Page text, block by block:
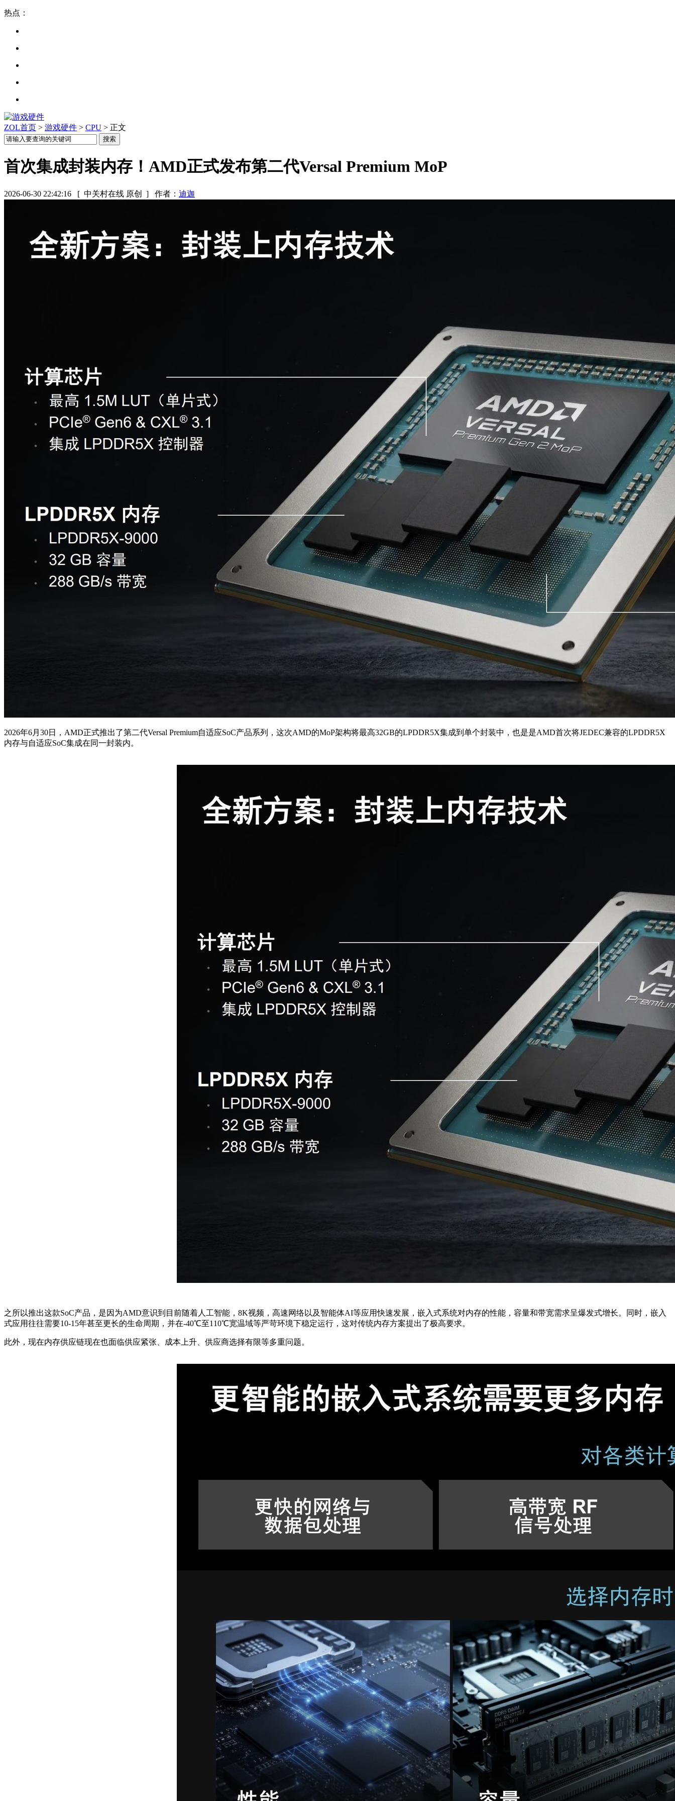
热点：
ZOL首页 > 游戏硬件 > CPU > 正文
首次集成封装内存！AMD正式发布第二代Versal Premium MoP
2026-06-30 22:42:16 [ 中关村在线 原创 ] 作者： 迪迦
2026年6月30日，AMD正式推出了第二代Versal Premium自适应SoC产品系列，这次AMD的MoP架构将最高32GB的LPDDR5X集成到单个封装中，也是是AMD首次将JEDEC兼容的LPDDR5X
内存与自适应SoC集成在同一封装内。
之所以推出这款SoC产品，是因为AMD意识到目前随着人工智能，8K视频，高速网络以及智能体AI等应用快速发展，嵌入式系统对内存的性能，容量和带宽需求呈爆发式增长。同时，嵌入
式应用往往需要10-15年甚至更长的生命周期，并在-40℃至110℃宽温域等严苛环境下稳定运行，这对传统内存方案提出了极高要求。
此外，现在内存供应链现在也面临供应紧张、成本上升、供应商选择有限等多重问题。